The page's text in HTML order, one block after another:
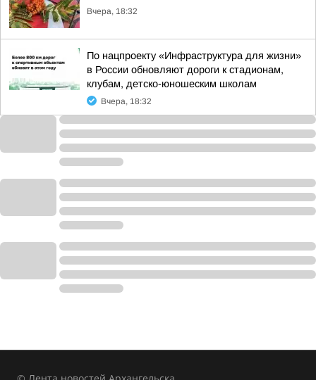
Вчера, 18:32
По нацпроекту «Инфраструктура для жизни»
в России обновляют дороги к стадионам,
клубам, детско-юношеским школам
Вчера, 18:32